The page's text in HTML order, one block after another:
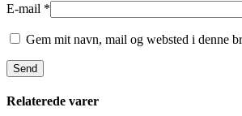
E-mail *
Gem mit navn, mail og websted i denne
Relaterede varer